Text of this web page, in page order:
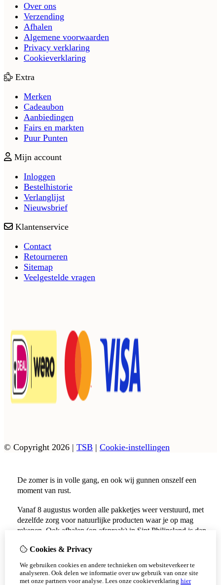
Over ons
Verzending
Afhalen
Algemene voorwaarden
Privacy verklaring
Cookieverklaring
Extra
Merken
Cadeaubon
Aanbiedingen
Fairs en markten
Puur Punten
Mijn account
Inloggen
Bestelhistorie
Verlanglijst
Nieuwsbrief
Klantenservice
Contact
Retourneren
Sitemap
Veelgestelde vragen
© Copyright 2026 | TSB | Cookie-instellingen
Cookies & Privacy
We gebruiken cookies en andere technieken om websiteverkeer te
analyseren. Ook delen we informatie over uw gebruik van onze site
met onze partners voor analyse. Lees onze cookieverklaring hier
De zomer is in volle gang, en ook wij gunnen onszelf een
moment van rust.
Vanaf 8 augustus worden alle pakketjes weer verstuurd, met
dezelfde zorg voor natuurlijke producten waar je op mag
rekenen. Ook afhalen (op afspraak) in Sint Philipsland is dan
Vanaf 17 augustus zijn alle afhaalpunten (Tholen en
Scherpenisse) weer geopend.